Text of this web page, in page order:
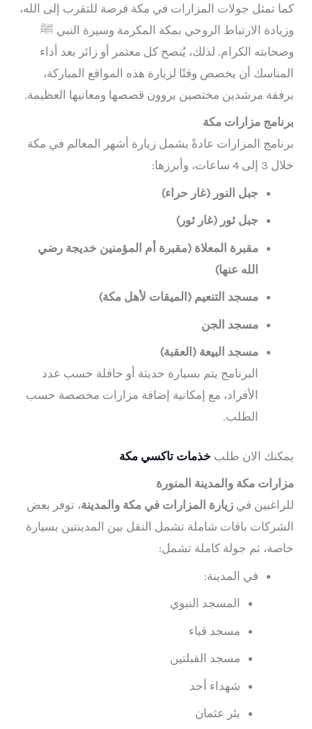
كما تمثل جولات المزارات في مكة فرصة للتقرب إلى الله،
وزيادة الارتباط الروحي بمكة المكرمة وسيرة النبي ﷺ
وصحابته الكرام. لذلك، يُنصح كل معتمر أو زائر بعد أداء
المناسك أن يخصص وقتًا لزيارة هذه المواقع المباركة،
برفقة مرشدين مختصين يروون قصصها ومعانيها العظيمة.
برنامج مزارات مكة
برنامج المزارات عادةً يشمل زيارة أشهر المعالم في مكة
خلال 3 إلى 4 ساعات، وأبرزها:
جبل النور (غار حراء)
جبل ثور (غار ثور)
مقبرة المعلاة (مقبرة أم المؤمنين خديجة رضي
الله عنها)
مسجد التنعيم (الميقات لأهل مكة)
مسجد الجن
مسجد البيعة (العقبة)
البرنامج يتم بسيارة حديثة أو حافلة حسب عدد
الأفراد، مع إمكانية إضافة مزارات مخصصة حسب
الطلب.
يمكنك الان طلب خذمات تاكسي مكة
مزارات مكة والمدينة المنورة
للراغبين فيزيارة المزارات في مكة والمدينة، توفر بعض
الشركات باقات شاملة تشمل النقل بين المدينتين بسيارة
خاصة، ثم جولة كاملة تشمل:
في المدينة:
المسجد النبوي
مسجد قباء
مسجد القبلتين
شهداء أحد
بئر عثمان